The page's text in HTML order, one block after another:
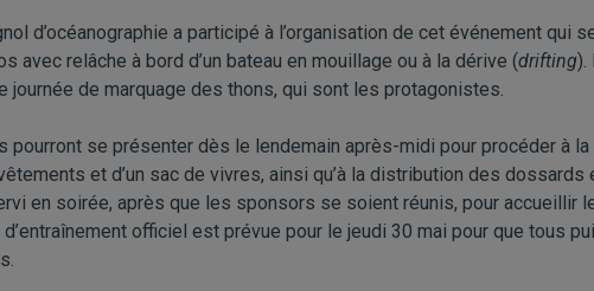
d’océanographie a participé à l’organisation de cet événement qui
avec relâche à bord d’un bateau en mouillage ou à la dérive (drifting).
journée de marquage des thons, qui sont les protagonistes.
pourront se présenter dès le lendemain après-midi pour procéder à
et d’un sac de vivres, ainsi qu’à la distribution des dossards
en soirée, après que les sponsors se soient réunis, pour accueillir
d’entraînement officiel est prévue pour le jeudi 30 mai pour que tous